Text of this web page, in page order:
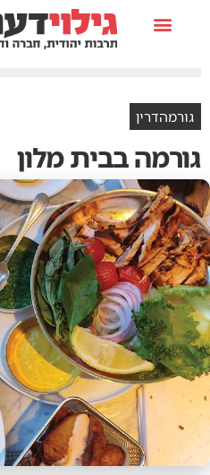
גורמהדרין
גורמה בבית מלון